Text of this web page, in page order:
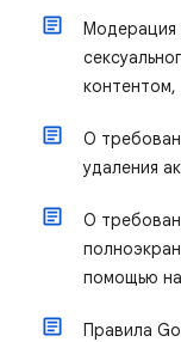
Модерация
контентом,
О
удаления
О
помощью
Правила